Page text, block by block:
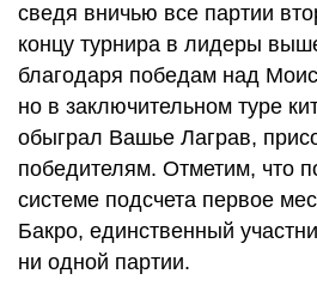
сведя вничью все партии
концу турнира в лидеры
благодаря победам над
но в заключительном туре
обыграл Вашье Лаграв,
победителям. Отметим, что
системе подсчета первое
Бакро, единственный
ни одной партии.